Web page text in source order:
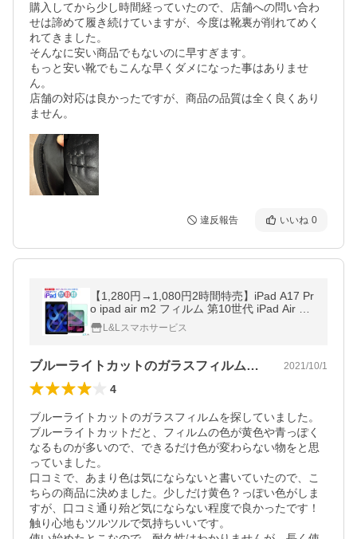
購入してから少し時間経っていたので、店舗への問い合わ
せは諦めて履き続けていますが、今度は靴裏が削れてめく
れてきました。
そんなに安い商品でもないのに早すぎます。
もっと安い靴でもこんな早くダメになった事はありませ
ん。
店舗の対応は良かったですが、商品の品質は全く良くあり
ません。
違反報告 いいね 0
【1,280円→1,080円2時間特売】iPad A17 Pr
o ipad air m2 フィルム 第10世代 iPad Air 第
5世代 iPad 10.2第7/8/9世代/mini6ガラスフィ
ルム 第4世代 iPad Pro11
L&Lスマホサービス
ブルーライトカットのガラスフィルムを探… 2021/10/1
4
ブルーライトカットのガラスフィルムを探していました。
ブルーライトカットだと、フィルムの色が黄色や青っぽく
なるものが多いので、できるだけ色が変わらない物をと思
っていました。
口コミで、あまり色は気にならないと書いていたので、こ
ちらの商品に決めました。少しだけ黄色？っぽい色がしま
すが、口コミ通り殆ど気にならない程度で良かったです！
触り心地もツルツルで気持ちいいです。